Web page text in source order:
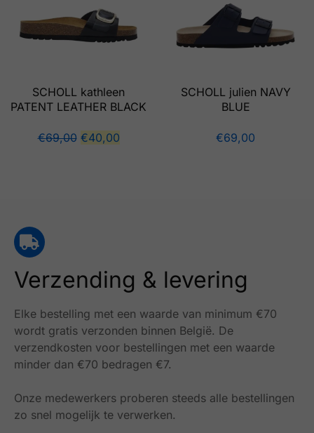
SCHOLL kathleen
PATENT LEATHER BLACK
€69,00 €40,00
SCHOLL julien NAVY
BLUE
€69,00
Verzending & levering
Elke bestelling met een waarde van minimum €70
wordt gratis verzonden binnen België. De
verzendkosten voor bestellingen met een waarde
minder dan €70 bedragen €7.
Onze medewerkers proberen steeds alle bestellingen
zo snel mogelijk te verwerken.